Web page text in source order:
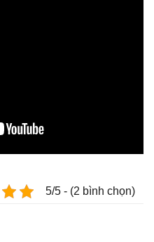
5/5 - (2 bình chọn)